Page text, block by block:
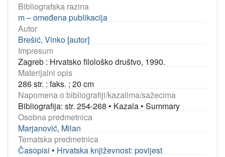
Bibliografska razina
m – omeđena publikacija
Autor
Brešić, Vinko [autor]
Impresum
Zagreb : Hrvatsko filološko društvo, 1990.
Materijalni opis
286 str. : faks. ; 20 cm
Napomena o bibliografiji/kazalima/sažecima
Bibliografija: str. 254-268 • Kazala • Summary
Osobna predmetnica
Marjanović, Milan
Tematska predmetnica
Časopisi • Hrvatska književnost: povijest